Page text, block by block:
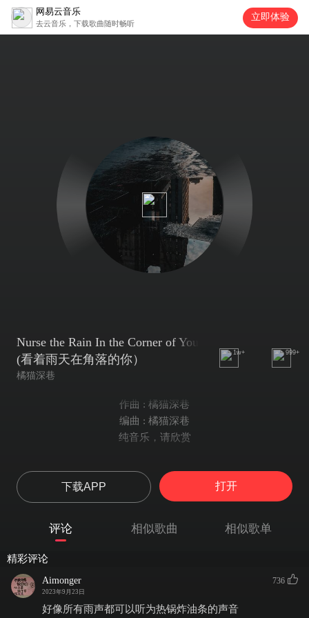
网易云音乐
去云音乐，下载歌曲随时畅听
立即体验
Nurse the Rain In the Corner of You
(看着雨天在角落的你）
橘猫深巷
1w+ 999+
作曲 : 橘猫深巷
编曲 : 橘猫深巷
纯音乐，请欣赏
下载APP 打开
评论 相似歌曲 相似歌单
精彩评论
Aimonger
2023年9月23日
736
好像所有雨声都可以听为热锅炸油条的声音